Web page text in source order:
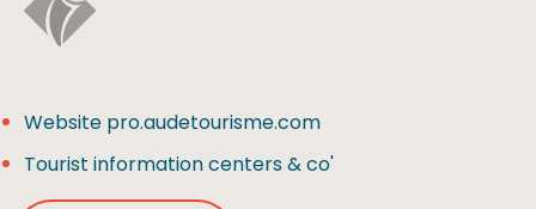
Website pro.audetourisme.com
Tourist information centers & co'